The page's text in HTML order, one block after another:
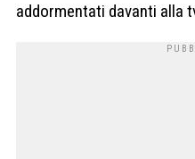
addormentati davanti alla